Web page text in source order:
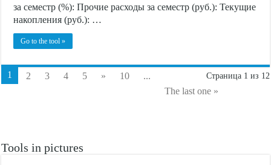
за семестр (%): Прочие расходы за семестр (руб.): Текущие
накопления (руб.): …
Go to the tool »
Страница 1 из 12
1 2 3 4 5 » 10
...
The last one »
Tools in pictures